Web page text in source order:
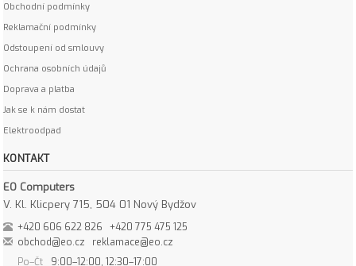
Obchodní podmínky
Reklamační podmínky
Odstoupení od smlouvy
Ochrana osobních údajů
Doprava a platba
Jak se k nám dostat
Elektroodpad
KONTAKT
EO Computers
V. Kl. Klicpery 715, 504 01 Nový Bydžov
+420 606 622 826
+420 775 475 125
obchod@eo.cz
reklamace@eo.cz
Po–Čt
9:00–12:00, 12:30–17:00